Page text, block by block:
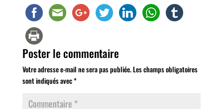
Poster le commentaire
Votre adresse e-mail ne sera pas publiée.Les champs obligatoires
sont indiqués avec*